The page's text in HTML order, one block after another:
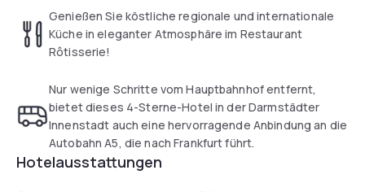
Genießen Sie köstliche regionale und internationale
Küche in eleganter Atmosphäre im Restaurant
Rôtisserie!
Nur wenige Schritte vom Hauptbahnhof entfernt,
bietet dieses 4-Sterne-Hotel in der Darmstädter
Innenstadt auch eine hervorragende Anbindung an die
Autobahn A5, die nach Frankfurt führt.
Hotelausstattungen